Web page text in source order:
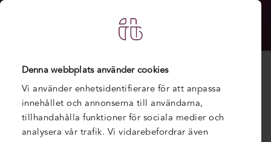
Denna webbplats använder cookies
Vi använder enhetsidentifierare för att anpassa
innehållet och annonserna till användarna,
tillhandahålla funktioner för sociala medier och
analysera vår trafik. Vi vidarebefordrar även